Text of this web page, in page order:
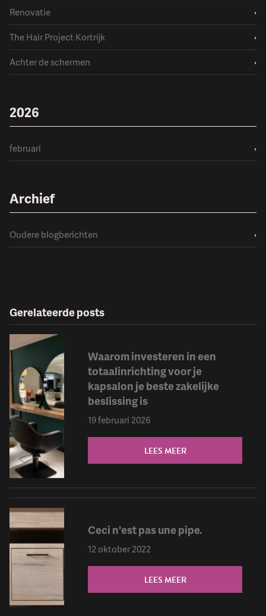
Renovatie
›
The Hair Project Kortrijk
›
Achter de schermen
›
2026
februari ›
Archief
Oudere blogberichten ›
Gerelateerde posts
Waarom investeren in een
totaalinrichting voor je
kapsalon je beste zakelijke
beslissing is
19 februari 2026
LEES MEER
Ceci n'est pas une pipe.
12 oktober 2022
LEES MEER